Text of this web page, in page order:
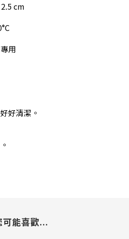
cm
用
好清潔。
可能喜歡...